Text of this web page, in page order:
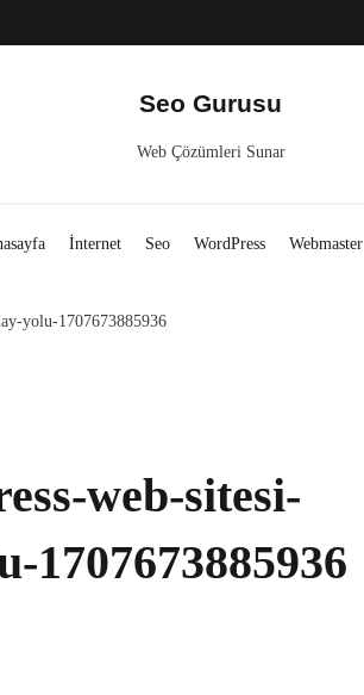
Seo Gurusu
Web Çözümleri Sunar
İnternet Seo WordPress Webmaster
yolu-1707673885936
web-sitesi-